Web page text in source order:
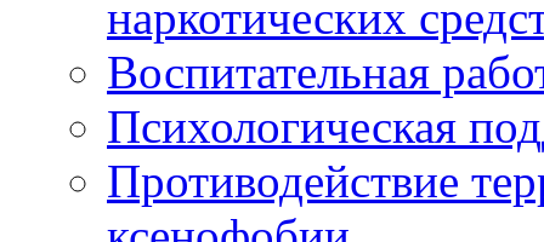
наркотических
Воспитательная
Психологическая
Противодействие